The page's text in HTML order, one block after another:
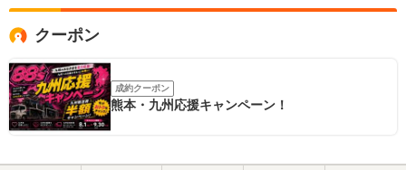
クーポン
成約クーポン
熊本・九州応援キャンペーン！